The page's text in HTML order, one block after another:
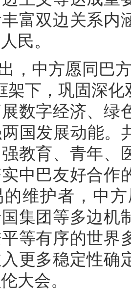
富双边关系内
民。
，中方愿同巴
架下，巩固深
数字经济、绿
国发展动能。
教育、青年、
中巴友好合作
的维护者，中
集团等多边机
等有序的世界
更多稳定性确
大会。